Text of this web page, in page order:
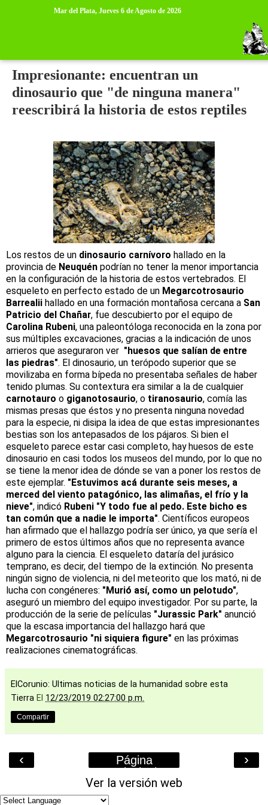
Mar del Plata, Jueves 6 de Agosto de 2026
Impresionante: encuentran un
dinosaurio que "de ninguna manera"
reescribirá la historia de estos reptiles
Los restos de un dinosaurio carnívoro hallado en la
provincia de Neuquén podrían no tener la menor importancia
en la configuración de la historia de estos vertebrados. El
esqueleto en perfecto estado de un Megarcotrosaurio
Barrealii hallado en una formación montañosa cercana a San
Patricio del Chañar, fue descubierto por el equipo de
Carolina Rubeni, una paleontóloga reconocida en la zona por
sus múltiples excavaciones, gracias a la indicación de unos
arrieros que aseguraron ver "huesos que salían de entre
las piedras". El dinosaurio, un terópodo superior que se
movilizaba en forma bípeda no presentaba señales de haber
tenido plumas. Su contextura era similar a la de cualquier
carnotauro o giganotosaurio, o tiranosaurio, comía las
mismas presas que éstos y no presenta ninguna novedad
para la especie, ni disipa la idea de que estas impresionantes
bestias son los antepasados de los pájaros. Si bien el
esqueleto parece estar casi completo, hay huesos de este
dinosaurio en casi todos los museos del mundo, por lo que no
se tiene la menor idea de dónde se van a poner los restos de
este ejemplar. "Estuvimos acá durante seis meses, a
merced del viento patagónico, las alimañas, el frío y la
nieve", indicó Rubeni "Y todo fue al pedo. Este bicho es
tan común que a nadie le importa". Científicos europeos
han afirmado que el hallazgo podría ser único, ya que sería el
primero de estos últimos años que no representa avance
alguno para la ciencia. El esqueleto dataría del jurásico
temprano, es decir, del tiempo de la extinción. No presenta
ningún signo de violencia, ni del meteorito que los mató, ni de
lucha con congéneres: "Murió así, como un pelotudo",
aseguró un miembro del equipo investigador. Por su parte, la
producción de la serie de películas "Jurassic Park" anunció
que la escasa importancia del hallazgo hará que
Megarcotrosaurio "ni siquiera figure" en las próximas
realizaciones cinematográficas.
ElCorunio: Ultimas noticias de la humanidad sobre esta
Tierra El 12/23/2019 02:27:00 p.m.
Compartir
‹ ›
Página
Principal
Ver la versión web